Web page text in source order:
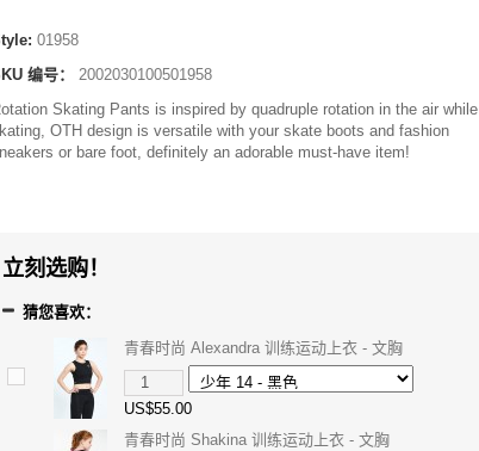
01958
编号：
2002030100501958
Skating Pants is inspired by quadruple rotation in the air while
OTH design is versatile with your skate boots and fashion
or bare foot, definitely an adorable must-have item!
立刻选购！
猜您喜欢：
青春时尚 Alexandra 训练运动上衣 - 文胸
US$55.00
青春时尚 Shakina 训练运动上衣 - 文胸